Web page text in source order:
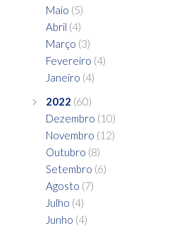
Maio (5)
Abril (4)
Março (3)
Fevereiro (4)
Janeiro (4)
2022 (60)
Dezembro (10)
Novembro (12)
Outubro (8)
Setembro (6)
Agosto (7)
Julho (4)
Junho (4)